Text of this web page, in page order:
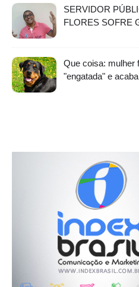
SERVIDOR
FLORES SOFRE
Que coisa: mulher
"engatada" e